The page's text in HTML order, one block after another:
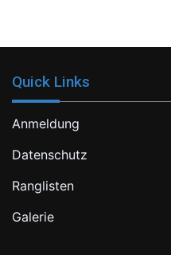
Quick Links
Anmeldung
Datenschutz
Ranglisten
Galerie